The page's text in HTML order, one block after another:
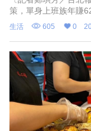
策，單身上班族年賺
明，有關民眾關心月
年且租屋自住的情境
13.1萬元、薪資所得
額上限18萬元，合計
生活 605 0